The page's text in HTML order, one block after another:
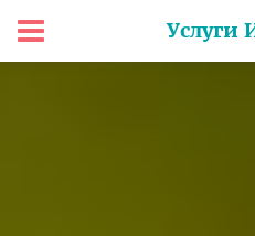
Услуги